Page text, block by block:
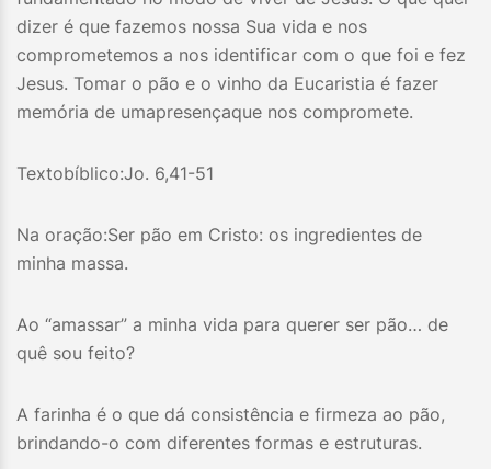
dizer é que fazemos nossa Sua vida e nos
comprometemos a nos identificar com o que foi e fez
Jesus. Tomar o pão e o vinho da Eucaristia é fazer
memória de umapresençaque nos compromete.
Textobíblico:Jo. 6,41-51
Na oração:Ser pão em Cristo: os ingredientes de
minha massa.
Ao “amassar” a minha vida para querer ser pão… de
quê sou feito?
A farinha é o que dá consistência e firmeza ao pão,
brindando-o com diferentes formas e estruturas.